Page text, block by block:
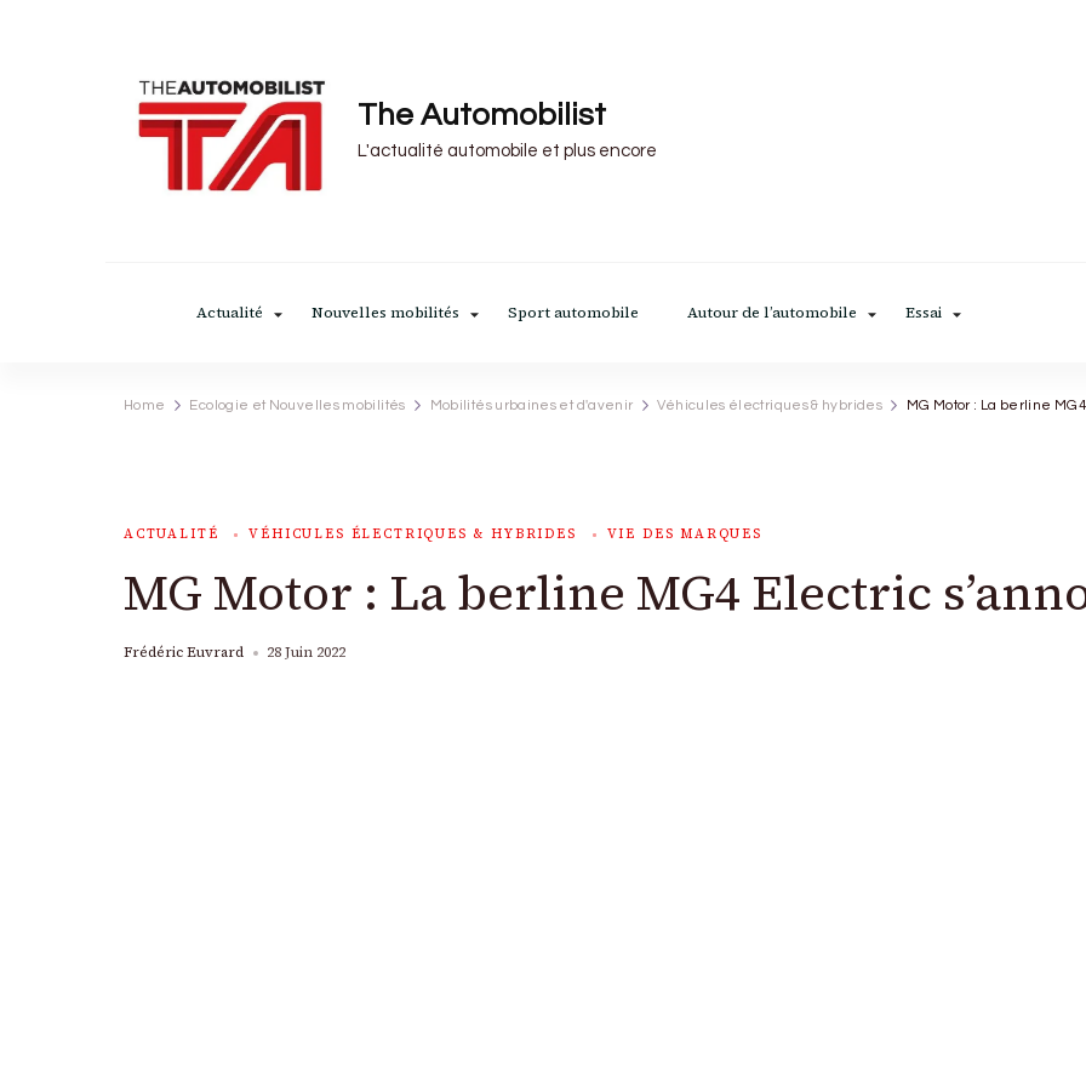
The Automobilist
L'actualité automobile et plus encore
Actualité Nouvelles mobilités Sport automobile Autour de l’automobile Essai
Home Ecologie et Nouvelles mobilités Mobilités urbaines et d'avenir Véhicules électriques & hybrides MG Motor : La berline
ACTUALITÉ VÉHICULES ÉLECTRIQUES & HYBRIDES VIE DES MARQUES
MG Motor : La berline MG4 Electric
Frédéric Euvrard 28 Juin 2022